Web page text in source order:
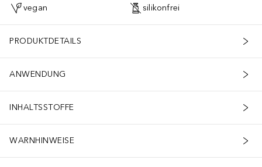
vegan silikonfrei
PRODUKTDETAILS
ANWENDUNG
INHALTSSTOFFE
WARNHINWEISE